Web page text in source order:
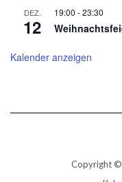
DEZ.
12
19:00 -23:30
Kalender anzeigen
Copyright ©